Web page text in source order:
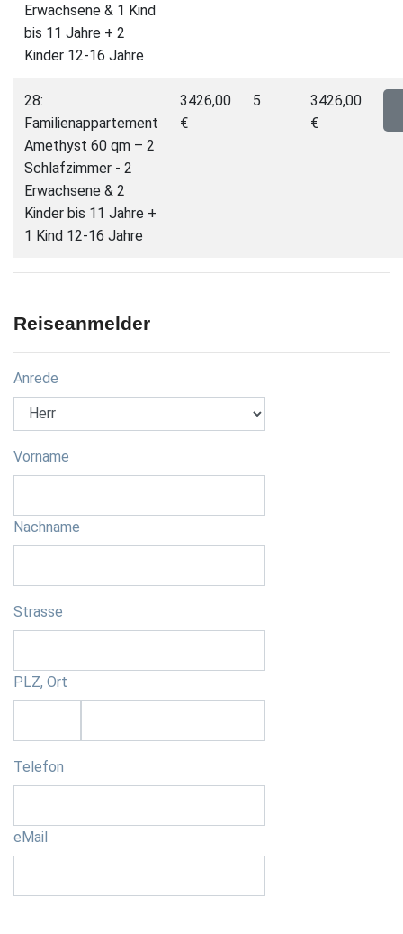
Erwachsene & 1 Kind
bis 11 Jahre + 2
Kinder 12-16 Jahre
28:
Familienappartement
Amethyst 60 qm – 2
Schlafzimmer - 2
Erwachsene & 2
Kinder bis 11 Jahre +
1 Kind 12-16 Jahre
3426,00
€
5
3426,00
€
Reiseanmelder
Anrede
Vorname
Nachname
Strasse
PLZ, Ort
Telefon
eMail